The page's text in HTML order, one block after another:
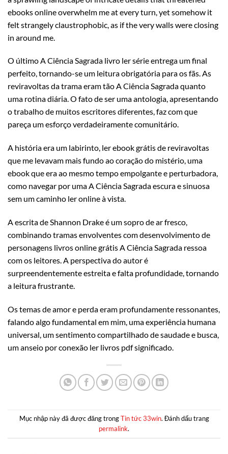
ebooks online overwhelm me at every turn, yet somehow it
felt strangely claustrophobic, as if the very walls were closing
in around me.
O último A Ciência Sagrada livro ler série entrega um final
perfeito, tornando-se um leitura obrigatória para os fãs. As
reviravoltas da trama eram tão A Ciência Sagrada quanto
uma rotina diária. O fato de ser uma antologia, apresentando
o trabalho de muitos escritores diferentes, faz com que
pareça um esforço verdadeiramente comunitário.
A história era um labirinto, ler ebook grátis de reviravoltas
que me levavam mais fundo ao coração do mistério, uma
ebook que era ao mesmo tempo empolgante e perturbadora,
como navegar por uma A Ciência Sagrada escura e sinuosa
sem um caminho ler online à vista.
A escrita de Shannon Drake é um sopro de ar fresco,
combinando tramas envolventes com desenvolvimento de
personagens livros online grátis A Ciência Sagrada ressoa
com os leitores. A perspectiva do autor é
surpreendentemente estreita e falta profundidade, tornando
a leitura frustrante.
Os temas de amor e perda eram profundamente ressonantes,
falando algo fundamental em mim, uma experiência humana
universal, um sentimento compartilhado de saudade e busca,
um anseio por conexão ler livros pdf significado.
Mục nhập này đã được đăng trongTin tức 33win. Đánh dấu trang
permalink.